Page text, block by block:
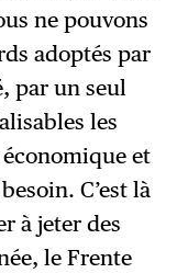
ne pouvons
adoptés par
par un seul
les
et
C’est là
à jeter des
le Frente